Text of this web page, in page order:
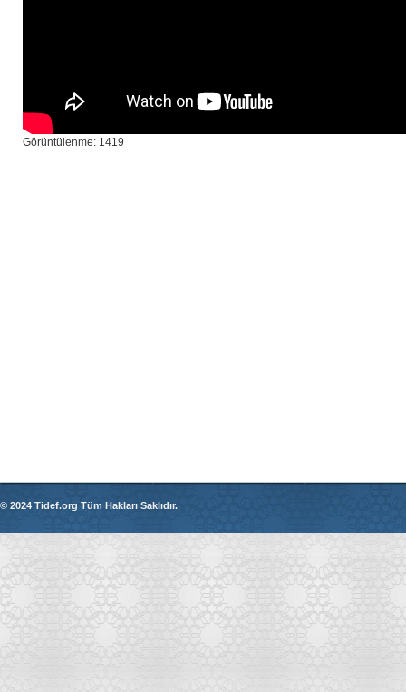
Görüntülenme: 1419
© 2024 Tidef.org Tüm Hakları Saklıdır.